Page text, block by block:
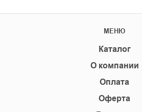
МЕНЮ
Каталог
О компании
Оплата
Оферта